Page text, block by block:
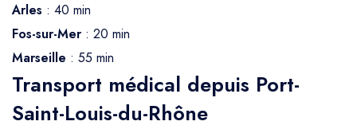
Arles : 40 min
Fos-sur-Mer : 20 min
Marseille : 55 min
Transport médical depuis Port-
Saint-Louis-du-Rhône